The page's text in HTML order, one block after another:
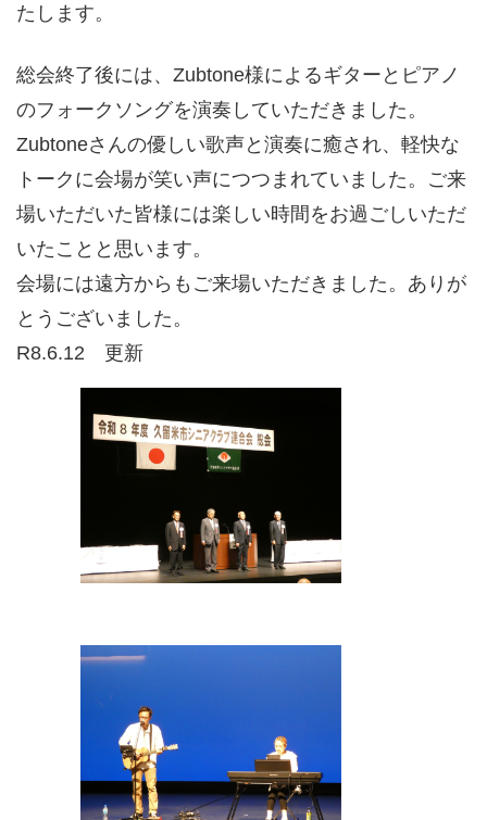
たします。
総会終了後には、Zubtone様によるギターとピアノ
のフォークソングを演奏していただきました。
Zubtoneさんの優しい歌声と演奏に癒され、軽快な
トークに会場が笑い声につつまれていました。ご来
場いただいた皆様には楽しい時間をお過ごしいただ
いたことと思います。
会場には遠方からもご来場いただきました。ありが
とうございました。
R8.6.12 更新